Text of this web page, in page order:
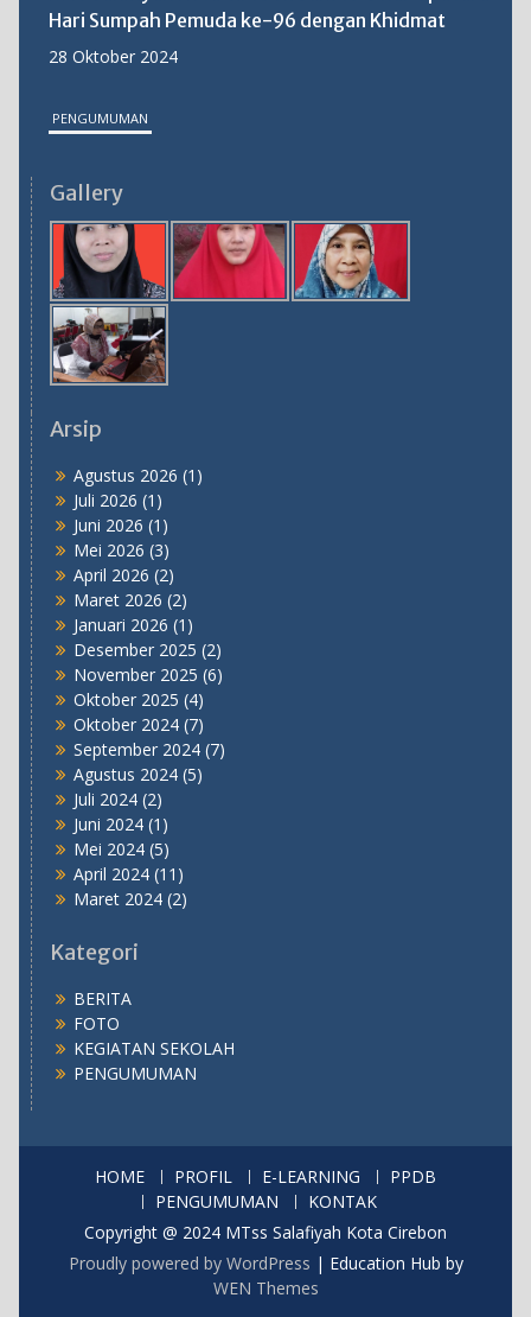
Hari Sumpah Pemuda ke-96 dengan Khidmat
28 Oktober 2024
PENGUMUMAN
Langkah Strategis Tingkatkan Mutu Pendidikan
31 Oktober 2025
Gallery
Arsip
Agustus 2026 (1)
Juli 2026 (1)
Juni 2026 (1)
Mei 2026 (3)
April 2026 (2)
Maret 2026 (2)
Januari 2026 (1)
Desember 2025 (2)
November 2025 (6)
Oktober 2025 (4)
Oktober 2024(7)
September 2024(7)
Agustus 2024(5)
Juli 2024(2)
Juni 2024(1)
Mei 2024(5)
April 2024(11)
Maret 2024(2)
Kategori
BERITA
FOTO
KEGIATAN SEKOLAH
PENGUMUMAN
HOME PROFIL E-LEARNING
PPDB
PENGUMUMAN
KONTAK
Copyright @ 2024 MTss Salafiyah Kota Cirebon
Proudly powered by WordPress | Education Hub by
WEN Themes